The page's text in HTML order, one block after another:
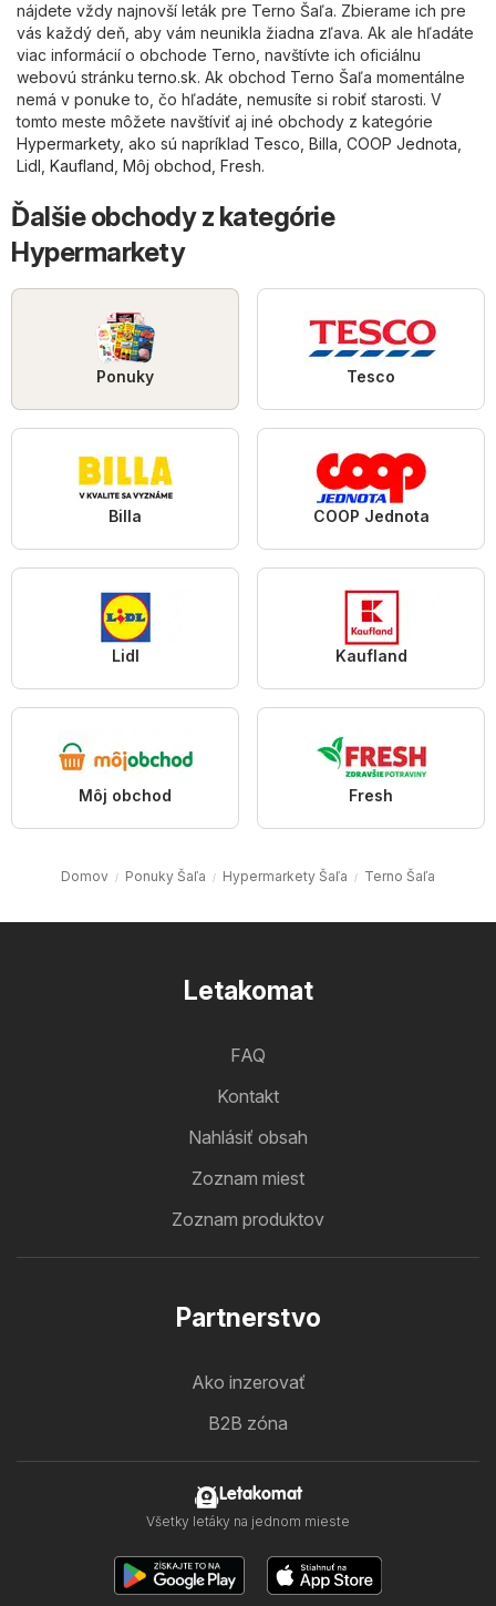
nájdete vždy najnovší leták pre Terno Šaľa. Zbierame ich pre
vás každý deň, aby vám neunikla žiadna zľava. Ak ale hľadáte
viac informácií o obchode Terno, navštívte ich oficiálnu
webovú stránkuterno.sk. Ak obchod Terno Šaľa momentálne
nemá v ponuke to, čo hľadáte, nemusíte si robiť starosti. V
tomto meste môžete navštíviť aj iné obchody z kategórie
Hypermarkety, ako sú napríklad Tesco Billa COOP Jednota
Lidl Kaufland Môj obchod Fresh.
Ďalšie obchody z kategórie
Hypermarkety
Ponuky Tesco
Billa COOP Jednota
Lidl Kaufland
Môj obchod Fresh
Domov Ponuky Šaľa Hypermarkety Šaľa Terno Šaľa
Letakomat
FAQ
Kontakt
Nahlásiť obsah
Zoznam miest
Zoznam produktov
Partnerstvo
Ako inzerovať
B2B zóna
Letakomat
Všetky letáky na jednom mieste